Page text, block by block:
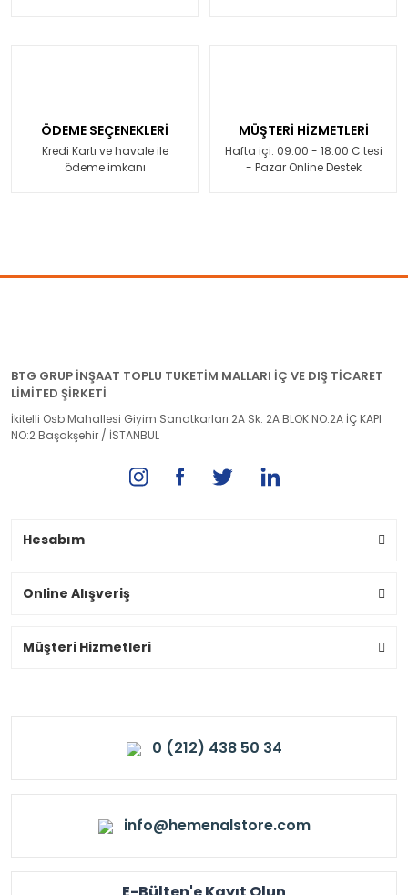
ÖDEME SEÇENEKLERİ
Kredi Kartı ve havale ile
ödeme imkanı
MÜŞTERİ HİZMETLERİ
Hafta içi: 09:00 - 18:00 C.tesi
- Pazar Online Destek
BTG GRUP İNŞAAT TOPLU TUKETİM MALLARI İÇ VE DIŞ TİCARET
LİMİTED ŞİRKETİ
İkitelli Osb Mahallesi Giyim Sanatkarları 2A Sk. 2A BLOK NO:2A İÇ KAPI
NO:2 Başakşehir / İSTANBUL
Hesabım
Online Alışveriş
Müşteri Hizmetleri
0 (212) 438 50 34
info@hemenalstore.com